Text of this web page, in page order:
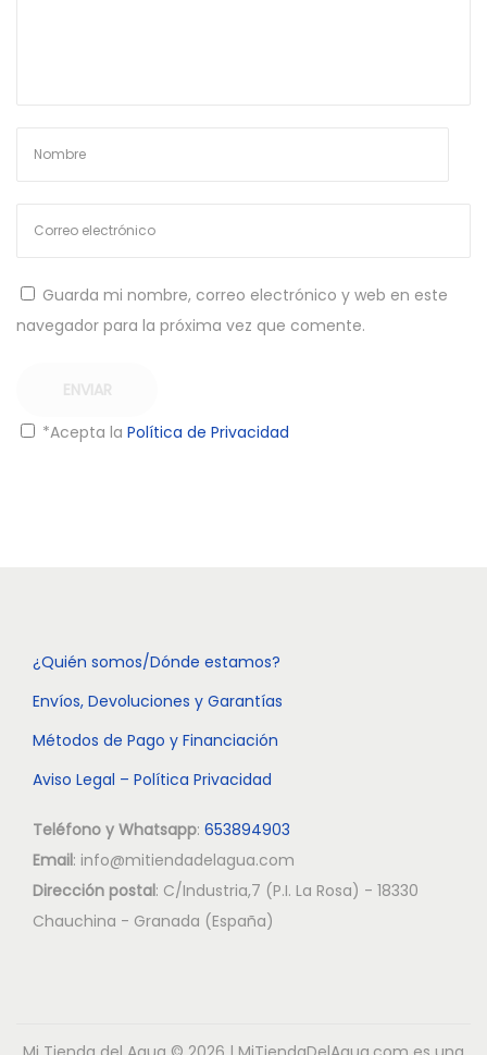
Guarda mi nombre, correo electrónico y web en este
navegador para la próxima vez que comente.
*Acepta la Política de Privacidad
¿Quién somos/Dónde estamos?
Envíos, Devoluciones y Garantías
Métodos de Pago y Financiación
Aviso Legal – Política Privacidad
Teléfono y Whatsapp: 653894903
Email: info@mitiendadelagua.com
Dirección postal: C/Industria,7 (P.I. La Rosa) - 18330
Chauchina - Granada (España)